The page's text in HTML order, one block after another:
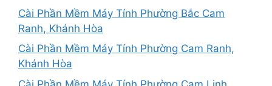
Cài Phần Mềm Máy Tính Phường Bắc Cam
Ranh, Khánh Hòa
Cài Phần Mềm Máy Tính Phường Cam Ranh,
Khánh Hòa